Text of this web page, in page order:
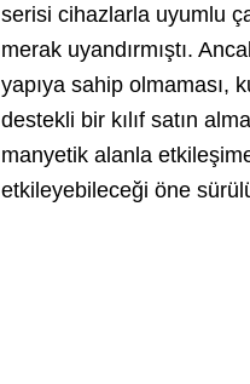
serisi cihazlarla uyumlu
merak uyandırmıştı.
yapıya sahip olmaması,
destekli bir kılıf satın
manyetik alanla
etkileyebileceği öne